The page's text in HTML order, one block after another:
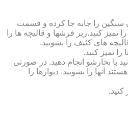
سنگین را جابه جا کرده و قسمت
تمیز کنید.زیر فرش‏ها و قالیچه‏ ها را
های کثیف را بشویید.
را تمیز کنید.
با بخارشو انجام دهید. در صورتی
آنها را بشویید. دیوارها را
کنید.